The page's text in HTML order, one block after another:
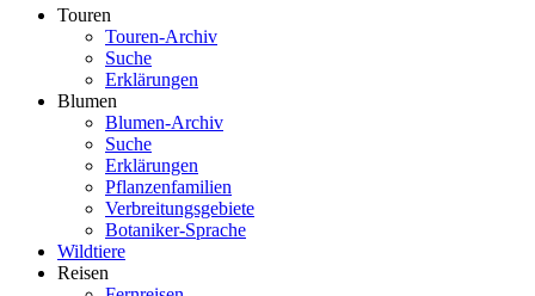
Touren
Touren-Archiv
Suche
Erklärungen
Blumen
Blumen-Archiv
Suche
Erklärungen
Pflanzenfamilien
Verbreitungsgebiete
Botaniker-Sprache
Wildtiere
Reisen